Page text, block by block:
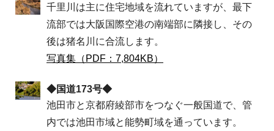
千里川は主に住宅地域を流れていますが、最下
流部では大阪国際空港の南端部に隣接し、その
後は猪名川に合流します。
写真集（PDF：7,804KB）
◆国道173号◆
池田市と京都府綾部市をつなぐ一般国道で、管
内では池田市域と能勢町域を通っています。